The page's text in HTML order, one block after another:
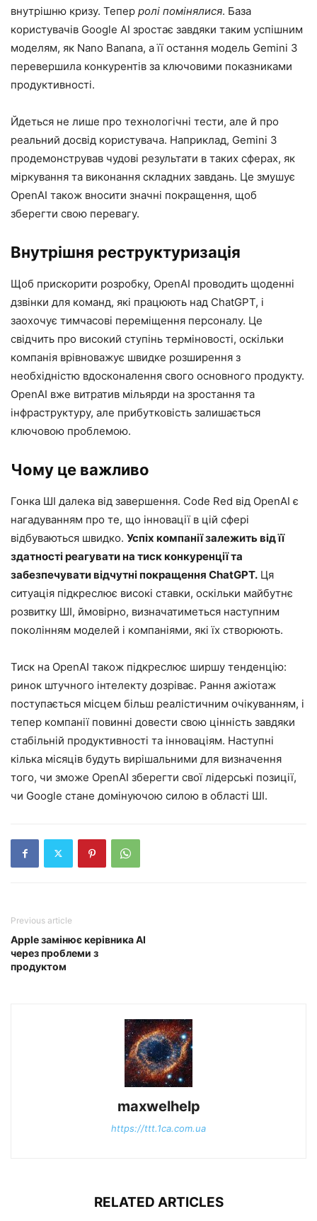
внутрішню кризу. Тепер ролі помінялися. База
користувачів Google AI зростає завдяки таким успішним
моделям, як Nano Banana, а її остання модель Gemini 3
перевершила конкурентів за ключовими показниками
продуктивності.
Йдеться не лише про технологічні тести, але й про
реальний досвід користувача. Наприклад, Gemini 3
продемонстрував чудові результати в таких сферах, як
міркування та виконання складних завдань. Це змушує
OpenAI також вносити значні покращення, щоб
зберегти свою перевагу.
Внутрішня реструктуризація
Щоб прискорити розробку, OpenAI проводить щоденні
дзвінки для команд, які працюють над ChatGPT, і
заохочує тимчасові переміщення персоналу. Це
свідчить про високий ступінь терміновості, оскільки
компанія врівноважує швидке розширення з
необхідністю вдосконалення свого основного продукту.
OpenAI вже витратив мільярди на зростання та
інфраструктуру, але прибутковість залишається
ключовою проблемою.
Чому це важливо
Гонка ШІ далека від завершення. Code Red від OpenAI є
нагадуванням про те, що інновації в цій сфері
відбуваються швидко. Успіх компанії залежить від її
здатності реагувати на тиск конкуренції та
забезпечувати відчутні покращення ChatGPT. Ця
ситуація підкреслює високі ставки, оскільки майбутнє
розвитку ШІ, ймовірно, визначатиметься наступним
поколінням моделей і компаніями, які їх створюють.
Тиск на OpenAI також підкреслює ширшу тенденцію:
ринок штучного інтелекту дозріває. Рання ажіотаж
поступається місцем більш реалістичним очікуванням, і
тепер компанії повинні довести свою цінність завдяки
стабільній продуктивності та інноваціям. Наступні
кілька місяців будуть вирішальними для визначення
того, чи зможе OpenAI зберегти свої лідерські позиції,
чи Google стане домінуючою силою в області ШІ.
Previous article
Apple замінює керівника AI
через проблеми з
продуктом
maxwelhelp
https://ttt.1ca.com.ua
RELATED ARTICLES